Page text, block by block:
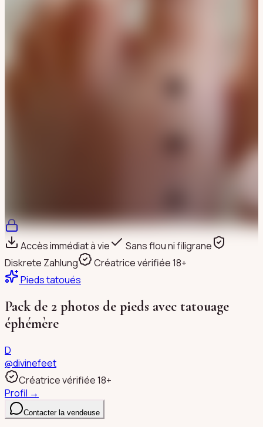
Accès immédiat à vie
Sans flou ni filigrane
Diskrete Zahlung
Créatrice vérifiée 18+
Pieds tatoués
Pack de 2 photos de pieds avec tatouage
éphémère
D
@divinefeet
Créatrice vérifiée 18+
Profil →
Contacter la vendeuse